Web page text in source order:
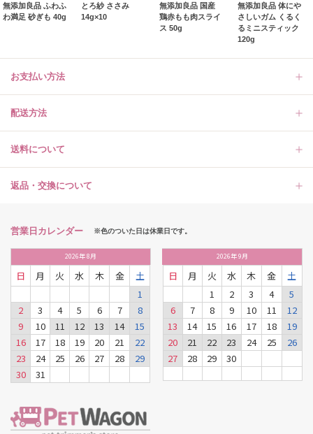
無添加良品 ふわふ
わ満足 砂ぎも 40g
とろ紗 ささみ
14g×10
無添加良品 国産
鶏赤もも肉スライ
ス 50g
無添加良品 体にや
さしいガム くるく
るミニスティック
120g
お支払い方法
配送方法
送料について
返品・交換について
営業日カレンダー ※色のついた日は休業日です。
2026年8月
日 月 火 水 木 金
土
1
2
3 4 5 6 7
8
9
10 11 12 13 14
15
16
17 18 19 20 21
22
23
24 25 26 27 28
29
30
31
2026年9月
日 月 火 水 木 金
土
1
2 3 4
5
6
7 8 9 10 11
12
13
14 15 16 17 18
19
20
21 22 23 24 25
26
27
28 29 30